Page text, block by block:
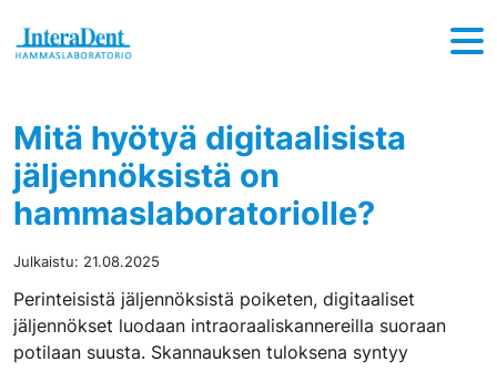
Mitä hyötyä digitaalisista
jäljennöksistä on
hammaslaboratoriolle?
Julkaistu: 21.08.2025
Perinteisistä jäljennöksistä poiketen, digitaaliset
jäljennökset luodaan intraoraaliskannereilla suoraan
potilaan suusta. Skannauksen tuloksena syntyy